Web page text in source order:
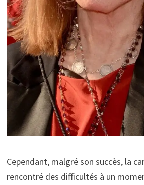
Cependant, malgré son succès, la
rencontré des difficultés à un